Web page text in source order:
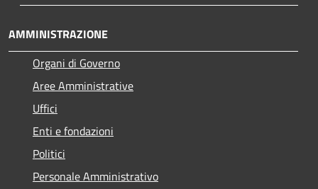
AMMINISTRAZIONE
Organi di Governo
Aree Amministrative
Uffici
Enti e fondazioni
Politici
Personale Amministrativo